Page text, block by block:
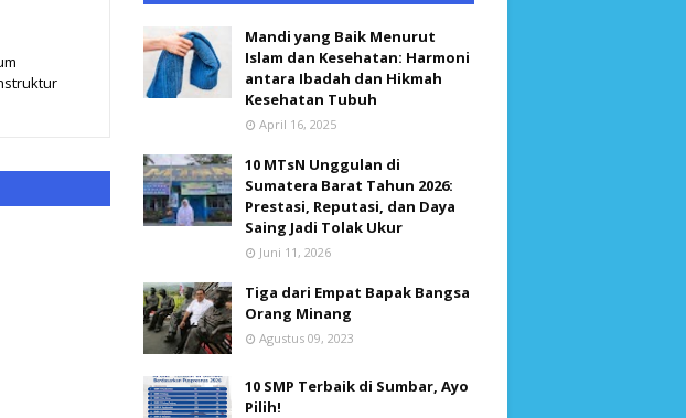
Mandi yang Baik Menurut
Islam dan Kesehatan: Harmoni
antara Ibadah dan Hikmah
Kesehatan Tubuh
April 16, 2025
10 MTsN Unggulan di
Sumatera Barat Tahun 2026:
Prestasi, Reputasi, dan Daya
Saing Jadi Tolak Ukur
Juni 11, 2026
Tiga dari Empat Bapak Bangsa
Orang Minang
Agustus 09, 2023
10 SMP Terbaik di Sumbar, Ayo
Pilih!